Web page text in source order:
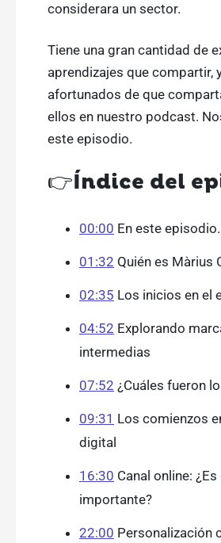
considerara un sector.
Tiene una gran cantidad de
aprendizajes que compartir,
afortunados de que
ellos en nuestro podcast.
este episodio.
👉Índice del
00:00 En este
01:32 Quién es Màrius
02:35 Los inicios en el
04:52 Explorando
intermedias
07:52 ¿Cuáles fueron
09:31 Los comienzos
digital
16:30 Canal online:
importante?
22:00 Personalización